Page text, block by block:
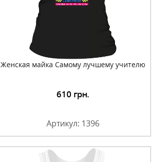
Женская майка Самому лучшему учителю
610 грн.
Артикул: 1396